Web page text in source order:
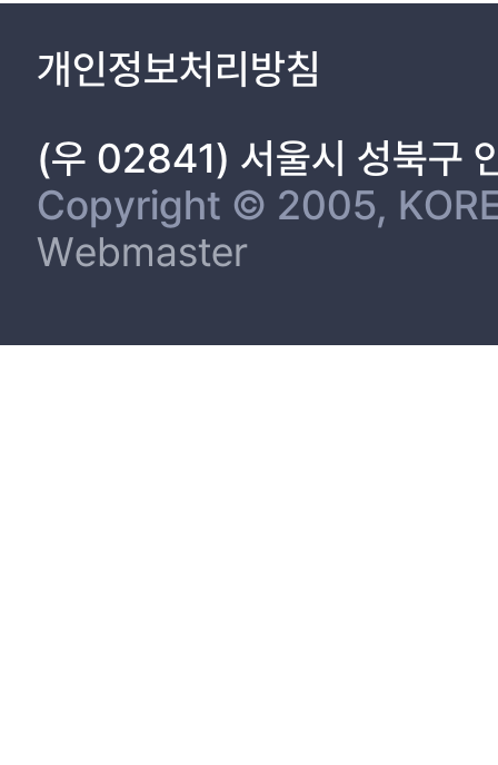
개인정보처리방침
(우 02841) 서울시 성북구
Copyright © 2005,
Webmaster